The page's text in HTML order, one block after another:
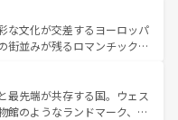
候が異なるスペインはその個
性で訪れる人を魅了する。 なお、新着のスペイン情報は コ
い。
る。華麗な宮殿、歴史的な大
豊かな自然が、訪れる者を心
スは美食の国としても知ら
るランス、プロヴァンスの
多彩な楽しみ方が可能だ。さ
力が溢れており、どの街角に
な文化が交差するヨーロッパ
街並みが残るロマンチック街
ても飽きることがない。ベ
ルン州のアルプスの絶景、そ
といった風景は必見。ビール
最先端が共存する国。ウェス
館のようなランドマーク、歴